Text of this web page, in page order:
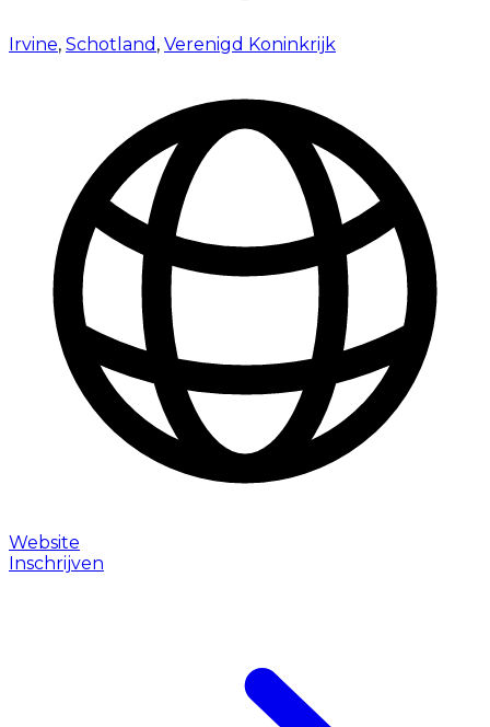
Irvine, Schotland , Verenigd Koninkrijk
Website
Inschrijven